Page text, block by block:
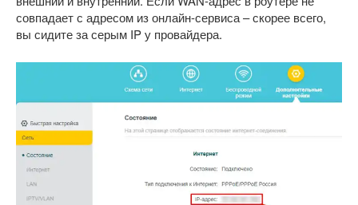
совпадает с адресом из онлайн-сервиса – скорее всего,
вы сидите за серым IP у провайдера.